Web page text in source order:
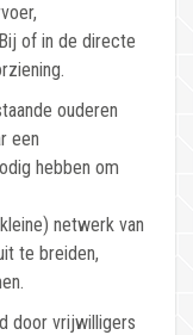
of in de directe
ouderen
een
hebben om
netwerk van
te breiden,
door vrijwilligers